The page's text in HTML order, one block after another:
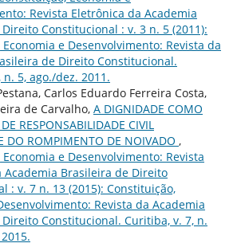
Revista Eletrônica da Academia
Constitucional : v. 3 n. 5 (2011):
e Desenvolvimento: Revista da
de Direito Constitucional.
5, ago./dez. 2011.
Carlos Eduardo Ferreira Costa,
de Carvalho, A DIGNIDADE COMO
RESPONSABILIDADE CIVIL
DO ROMPIMENTO DE NOIVADO ,
e Desenvolvimento: Revista
Academia Brasileira de Direito
: v. 7 n. 13 (2015): Constituição,
Revista da Academia
Constitucional. Curitiba, v. 7, n.